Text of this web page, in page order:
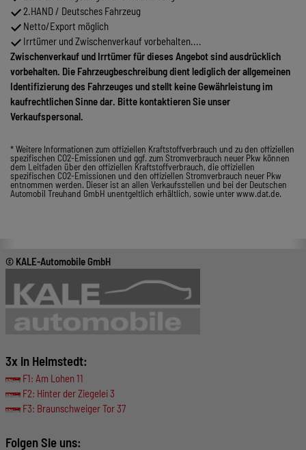
2.HAND / Deutsches Fahrzeug
Netto/Export möglich
Irrtümer und Zwischenverkauf vorbehalten....
Zwischenverkauf und Irrtümer für dieses Angebot sind ausdrücklich
vorbehalten. Die Fahrzeugbeschreibung dient lediglich der allgemeinen
Identifizierung des Fahrzeuges und stellt keine Gewährleistung im
kaufrechtlichen Sinne dar. Bitte kontaktieren Sie unser
Verkaufspersonal.
* Weitere Informationen zum offiziellen Kraftstoffverbrauch und zu den offiziellen
spezifischen CO2-Emissionen und ggf. zum Stromverbrauch neuer Pkw können
dem Leitfaden über den offiziellen Kraftstoffverbrauch, die offiziellen
spezifischen CO2-Emissionen und den offiziellen Stromverbrauch neuer Pkw
entnommen werden. Dieser ist an allen Verkaufsstellen und bei der Deutschen
Automobil Treuhand GmbH unentgeltlich erhältlich, sowie unter www.dat.de.
© KALE-Automobile GmbH
3x in Helmstedt:
F1: Am Lohen 11
F2: Hinter der Ziegelei 3
F3: Braunschweiger Tor 37
Folgen Sie uns: